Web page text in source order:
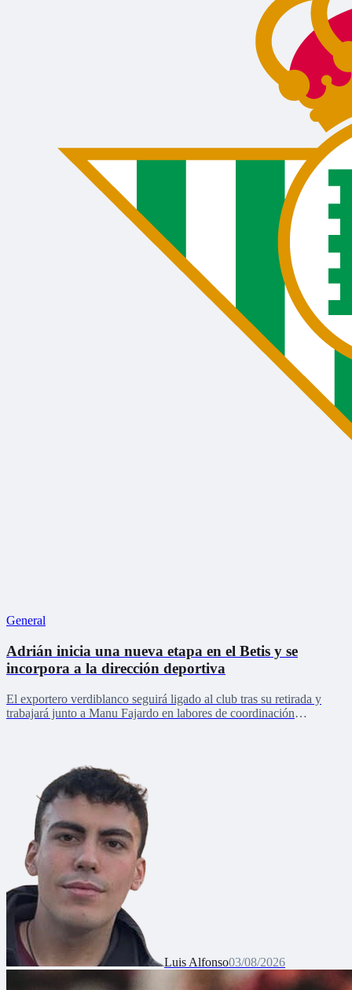
General
Adrián inicia una nueva etapa en el Betis y se
incorpora a la dirección deportiva
El exportero verdiblanco seguirá ligado al club tras su retirada y
trabajará junto a Manu Fajardo en labores de coordinación
Luis Alfonso03/08/2026